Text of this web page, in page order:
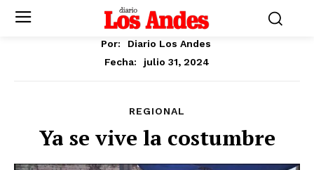
Por:
Diario Los Andes
Fecha:
julio 31, 2024
REGIONAL
Ya se vive la costumbre